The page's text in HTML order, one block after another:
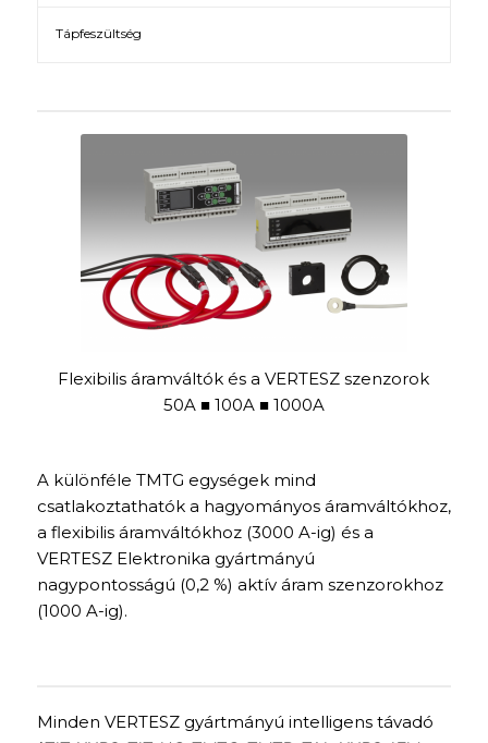
Tápfeszültség
Flexibilis áramváltók és a VERTESZ szenzorok
50A ■ 100A ■ 1000A
A különféle TMTG egységek mind
csatlakoztathatók a hagyományos áramváltókhoz,
a flexibilis áramváltókhoz (3000 A-ig) és a
VERTESZ Elektronika gyártmányú
nagypontosságú (0,2 %) aktív áram szenzorokhoz
(1000 A-ig).
Minden VERTESZ gyártmányú intelligens távadó